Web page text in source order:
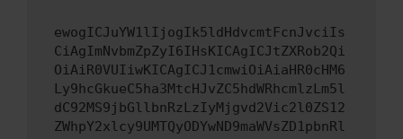
ewogICJuYW1lIjogIk5ldHdvcmtFcnJvciIs
CiAgImNvbmZpZyI6IHsKICAgICJtZXRob2Qi
OiAiR0VUIiwKICAgICJ1cmwiOiAiaHR0cHM6
Ly9hcGkueC5ha3MtcHJvZC5hdWRhcmlzLm5l
dC92MS9jbGllbnRzLzIyMjgvd2Vic2l0ZS12
ZWhpY2xlcy9UMTQyODYwND9maWVsZD1pbnRl